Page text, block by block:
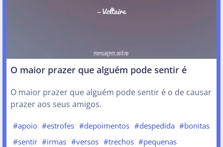
O maior prazer que alguém pode sentir é
O maior prazer que alguém pode sentir é o de causar
prazer aos seus amigos.
#apoio #estrofes #depoimentos #despedida #bonitas
#sentir #irmas #versos #trechos #pequenas